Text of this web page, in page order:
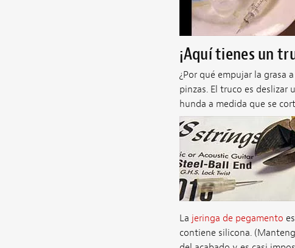
¡Aquí tienes un
¿Por qué empujar la grasa
pinzas. El truco es deslizar
hunda a medida que se
La jeringa de pegamento
contiene silicona.